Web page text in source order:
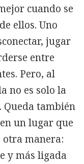
cuando se
ellos. Uno
jugar
entre
Pero, al
no es solo la
Queda también
un lugar que
otra manera:
y más ligada